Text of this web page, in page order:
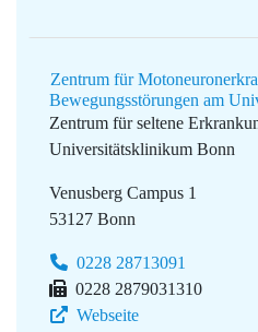
Zentrum für
Bewegungsstörungen am
Zentrum für seltene
Universitätsklinikum Bonn
Venusberg Campus 1
53127 Bonn
0228 28713091
0228 2879031310
Webseite